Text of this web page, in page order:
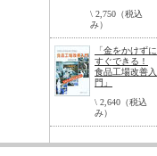
\ 2,750（税込
み）
「金をかけずに
すぐできる！
食品工場改善入
門」
\ 2,640（税込
み）